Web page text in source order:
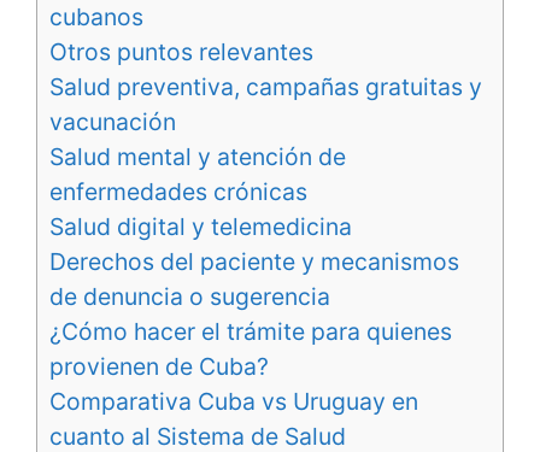
cubanos
Otros puntos relevantes
Salud preventiva, campañas gratuitas y
vacunación
Salud mental y atención de
enfermedades crónicas
Salud digital y telemedicina
Derechos del paciente y mecanismos
de denuncia o sugerencia
¿Cómo hacer el trámite para quienes
provienen de Cuba?
Comparativa Cuba vs Uruguay en
cuanto al Sistema de Salud